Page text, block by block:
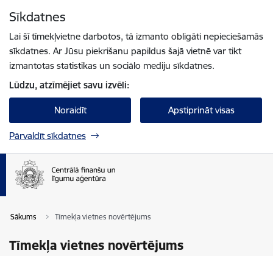
Sīkdatnes
Lai šī tīmekļvietne darbotos, tā izmanto obligāti nepieciešamās
sīkdatnes. Ar Jūsu piekrišanu papildus šajā vietnē var tikt
izmantotas statistikas un sociālo mediju sīkdatnes.
Lūdzu, atzīmējiet savu izvēli:
Noraidīt Apstiprināt visas
Pārvaldīt sīkdatnes
Sākums Tīmekļa vietnes novērtējums
Tīmekļa vietnes novērtējums